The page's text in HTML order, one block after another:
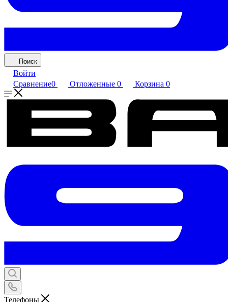
Поиск
Войти
Сравнение0 Отложенные 0 Корзина 0
Телефоны